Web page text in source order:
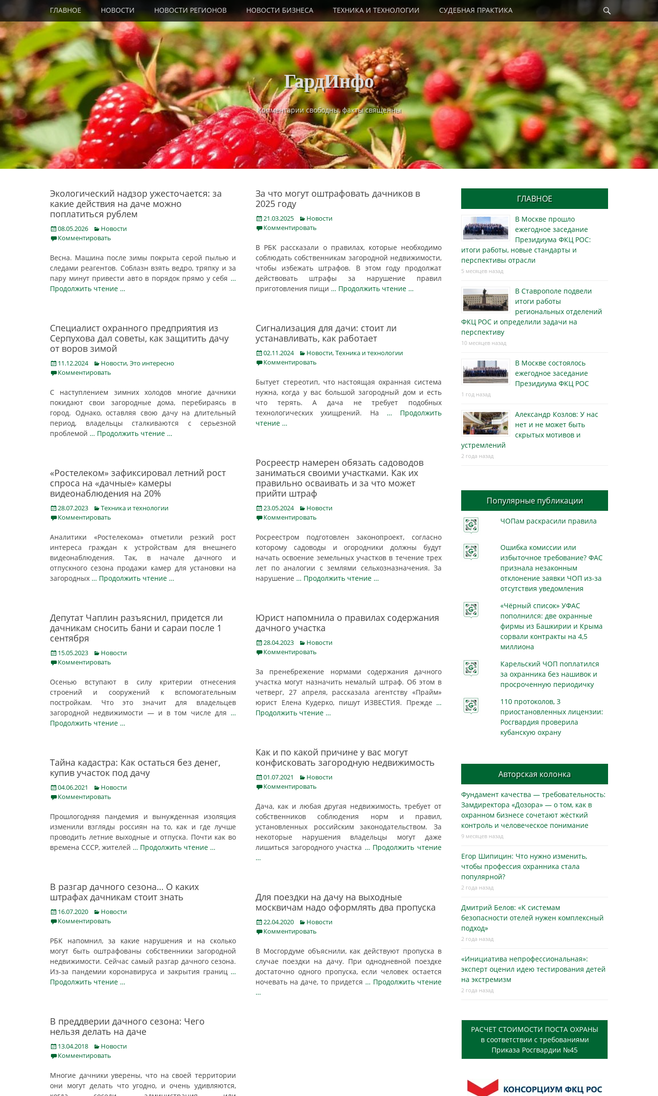
content
Primary Menu
ГЛАВНОЕ НОВОСТИ НОВОСТИ РЕГИОНОВ НОВОСТИ БИЗНЕСА ТЕХНИКА И ТЕХНОЛОГИИ СУДЕБНАЯ ПРАКТИКА
ГардИнфо
Комментарии свободны, факты священны
Экологический надзор ужесточается: за
какие действия на даче можно
поплатиться рублем
Posted
on
08.05.2026 Categories
Новости
Комментировать
Весна. Машина после зимы покрыта серой пылью и
следами реагентов. Соблазн взять ведро, тряпку и за
пару минут привести авто в порядок прямо у себя …
Продолжить чтение …
За что могут оштрафовать дачников в
2025 году
Posted
on
21.03.2025 Categories
Новости
Комментировать
В РБК рассказали о правилах, которые необходимо
соблюдать собственникам загородной недвижимости,
чтобы избежать штрафов. В этом году продолжат
действовать штрафы за нарушение правил
приготовления пищи … Продолжить чтение …
Специалист охранного предприятия из
Серпухова дал советы, как защитить дачу
от воров зимой
Posted
on
11.12.2024 Categories
Новости,Это интересно
Комментировать
С наступлением зимних холодов многие дачники
покидают свои загородные дома, перебираясь в
город. Однако, оставляя свою дачу на длительный
период, владельцы сталкиваются с серьезной
проблемой … Продолжить чтение …
Сигнализация для дачи: стоит ли
устанавливать, как работает
Posted
on
02.11.2024 Categories
Новости,Техника и технологии
Комментировать
Бытует стереотип, что настоящая охранная система
нужна, когда у вас большой загородный дом и есть
что терять. А дача не требует подобных
технологических ухищрений. На … Продолжить
чтение …
Росреестр намерен обязать садоводов
заниматься своими участками. Как их
правильно осваивать и за что может
прийти штраф
Posted
on
23.05.2024 Categories
Новости
Комментировать
Росреестром подготовлен законопроект, согласно
которому садоводы и огородники должны будут
начать освоение земельных участков в течение трех
лет по аналогии с землями сельхозназначения. За
нарушение … Продолжить чтение …
«Ростелеком» зафиксировал летний рост
спроса на «дачные» камеры
видеонаблюдения на 20%
Posted
on
28.07.2023 Categories
Техника и технологии
Комментировать
Аналитики «Ростелекома» отметили резкий рост
интереса граждан к устройствам для внешнего
видеонаблюдения. Так, в начале дачного и
отпускного сезона продажи камер для установки на
загородных … Продолжить чтение …
Депутат Чаплин разъяснил, придется ли
дачникам сносить бани и сараи после 1
сентября
Posted
on
15.05.2023 Categories
Новости
Комментировать
Осенью вступают в силу критерии отнесения
строений и сооружений к вспомогательным
постройкам. Что это значит для владельцев
загородной недвижимости — и в том числе для …
Продолжить чтение …
Юрист напомнила о правилах содержания
дачного участка
Posted
on
28.04.2023 Categories
Новости
Комментировать
За пренебрежение нормами содержания дачного
участка могут назначить немалый штраф. Об этом в
четверг, 27 апреля, рассказала агентству «Прайм»
юрист Елена Кудерко, пишут ИЗВЕСТИЯ. Прежде …
Продолжить чтение …
Как и по какой причине у вас могут
конфисковать загородную недвижимость
Posted
on
01.07.2021 Categories
Новости
Комментировать
Дача, как и любая другая недвижимость, требует от
собственников соблюдения норм и правил,
установленных российским законодательством. За
некоторые нарушения владельцы могут даже
лишиться загородного участка … Продолжить чтение
…
Тайна кадастра: Как остаться без денег,
купив участок под дачу
Posted
on
04.06.2021 Categories
Новости
Комментировать
Прошлогодняя пандемия и вынужденная изоляция
изменили взгляды россиян на то, как и где лучше
проводить летние выходные и отпуска. Почти как во
времена СССР, жителей … Продолжить чтение …
В разгар дачного сезона… О каких
штрафах дачникам стоит знать
Posted
on
16.07.2020 Categories
Новости
Комментировать
РБК напомнил, за какие нарушения и на сколько
могут быть оштрафованы собственники загородной
недвижимости. Сейчас самый разгар дачного сезона.
Из-за пандемии коронавируса и закрытия границ …
Продолжить чтение …
Для поездки на дачу на выходные
москвичам надо оформлять два пропуска
Posted
on
22.04.2020 Categories
Новости
Комментировать
В Мосгордуме объяснили, как действуют пропуска в
случае поездки на дачу. При однодневной поездке
достаточно одного пропуска, если человек остается
ночевать на даче, то придется … Продолжить чтение
…
В преддверии дачного сезона: Чего
нельзя делать на даче
Posted
on
13.04.2018 Categories
Новости
Комментировать
Многие дачники уверены, что на своей территории
они могут делать что угодно, и очень удивляются,
ГЛАВНОЕ
В Москве прошло
ежегодное заседание
Президиума ФКЦ РОС:
итоги работы, новые стандарты и
перспективы отрасли
5 месяцев назад
В Ставрополе подвели
итоги работы
региональных отделений
ФКЦ РОС и определили задачи на
перспективу
10 месяцев назад
В Москве состоялось
ежегодное заседание
Президиума ФКЦ РОС
1 год назад
Александр Козлов: У нас
нет и не может быть
скрытых мотивов и
устремлений
2 года назад
Популярные публикации
ЧОПам раскрасили правила
Ошибка комиссии или
избыточное требование? ФАС
признала незаконным
отклонение заявки ЧОП из-за
отсутствия уведомления
«Чёрный список» УФАС
пополнился: две охранные
фирмы из Башкирии и Крыма
сорвали контракты на 4,5
миллиона
Карельский ЧОП поплатился
за охранника без нашивок и
просроченную периодичку
110 протоколов, 3
приостановленных лицензии:
Росгвардия проверила
кубанскую охрану
Авторская колонка
Фундамент качества — требовательность:
Замдиректора «Дозора» — о том, как в
охранном бизнесe сочетают жёсткий
контроль и человеческое понимание
9 месяцев назад
Егор Шипицин: Что нужно изменить,
чтобы профессия охранника стала
популярной?
2 года назад
Дмитрий Белов: «К системам
безопасности отелей нужен комплексный
подход»
2 года назад
«Инициатива непрофессиональная»:
эксперт оценил идею тестирования детей
на экстремизм
2 года назад
РАСЧЕТ СТОИМОСТИ ПОСТА ОХРАНЫ
в соответствии с требованиями
Приказа Росгвардии №45